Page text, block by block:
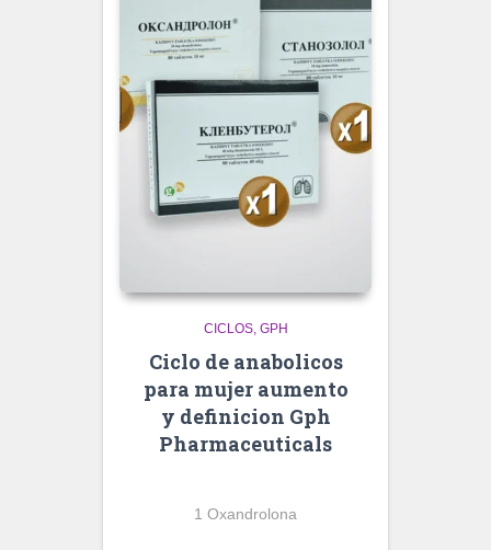
CICLOS GPH
Ciclo de anabolicos
para mujer aumento
y definicion Gph
Pharmaceuticals
1 Oxandrolona